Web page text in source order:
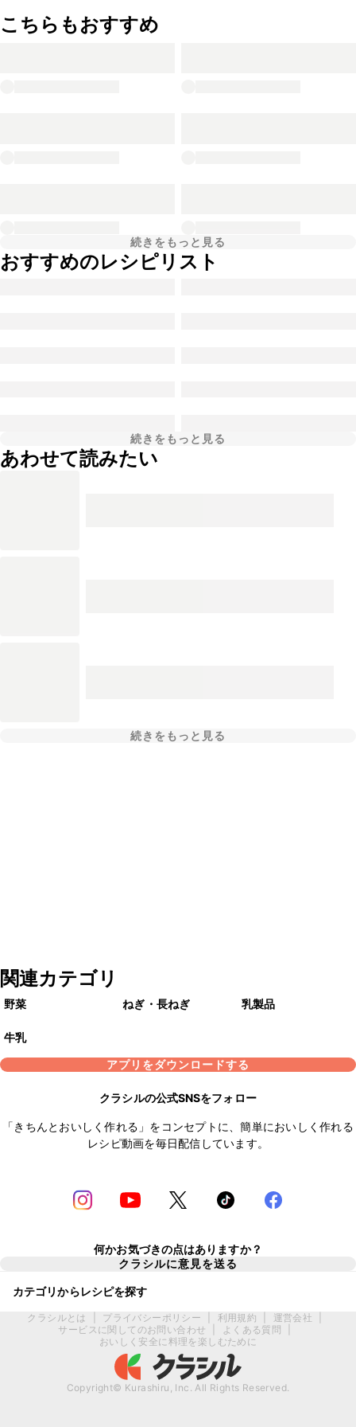
こちらもおすすめ
続きをもっと見る
おすすめのレシピリスト
続きをもっと見る
あわせて読みたい
続きをもっと見る
関連カテゴリ
野菜 ねぎ・長ねぎ 乳製品
牛乳
アプリをダウンロードする
クラシルの公式SNSをフォロー
「きちんとおいしく作れる」をコンセプトに、簡単においしく作れる
レシピ動画を毎日配信しています。
何かお気づきの点はありますか？
クラシルに意見を送る
カテゴリからレシピを探す
クラシルとは プライバシーポリシー 利用規約 運営会社
サービスに関してのお問い合わせ
よくある質問
おいしく安全に料理を楽しむために
Copyright© Kurashiru, Inc. All Rights Reserved.